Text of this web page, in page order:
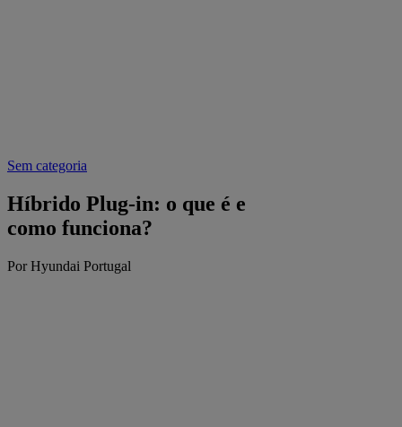
Sem categoria
Híbrido Plug-in: o que é e
como funciona?
Por Hyundai Portugal